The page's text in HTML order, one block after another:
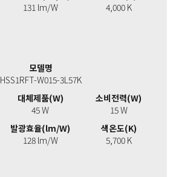
131 lm/W
4,000 K
모델명
HSS1RFT-W015-3L57K
대체제품(W)
45 W
소비전력(W)
15 W
발광효율(lm/W)
128 lm/W
색온도(K)
5,700 K